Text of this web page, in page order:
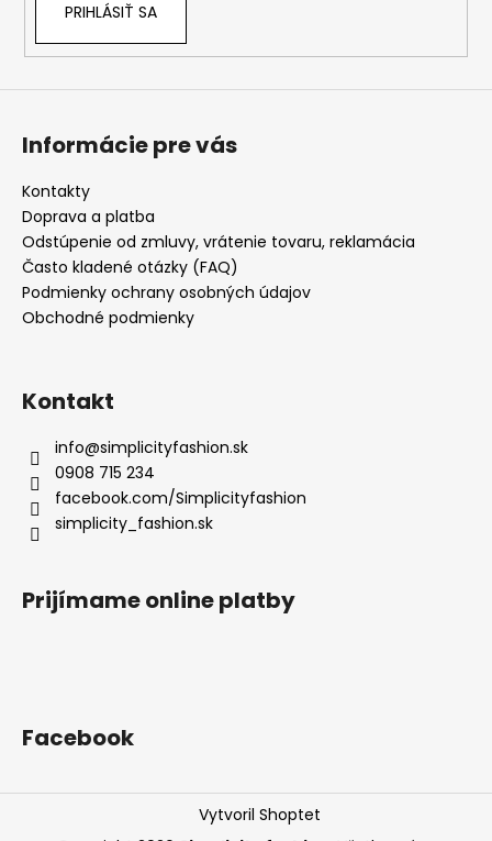
PRIHLÁSIŤ SA
Informácie pre vás
Kontakty
Doprava a platba
Odstúpenie od zmluvy, vrátenie tovaru, reklamácia
Často kladené otázky (FAQ)
Podmienky ochrany osobných údajov
Obchodné podmienky
Kontakt
info@simplicityfashion.sk
0908 715 234
facebook.com/Simplicityfashion
simplicity_fashion.sk
Prijímame online platby
Facebook
Vytvoril Shoptet